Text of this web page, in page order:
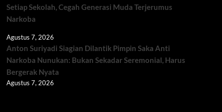
Setiap Sekolah, Cegah Generasi Muda Terjerumus
Narkoba
Agustus 7, 2026
Anton Suriyadi Siagian Dilantik Pimpin Saka Anti
Narkoba Nunukan: Bukan Sekadar Seremonial, Harus
Bergerak Nyata
Agustus 7, 2026